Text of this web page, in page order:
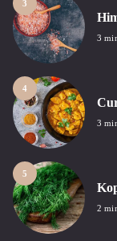
3
3
4
3
5
2